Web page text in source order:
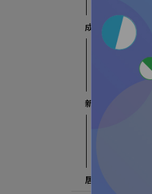
成長訓練必備
餐具/碗盤/圍兜
新手媽媽神裝備
居家/外出必備